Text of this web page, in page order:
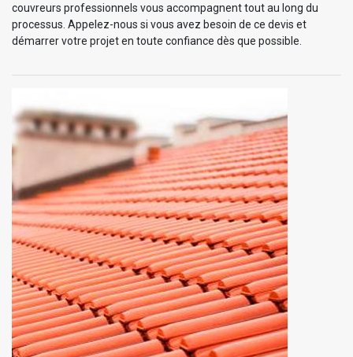
couvreurs professionnels vous accompagnent tout au long du
processus. Appelez-nous si vous avez besoin de ce devis et
démarrer votre projet en toute confiance dès que possible.